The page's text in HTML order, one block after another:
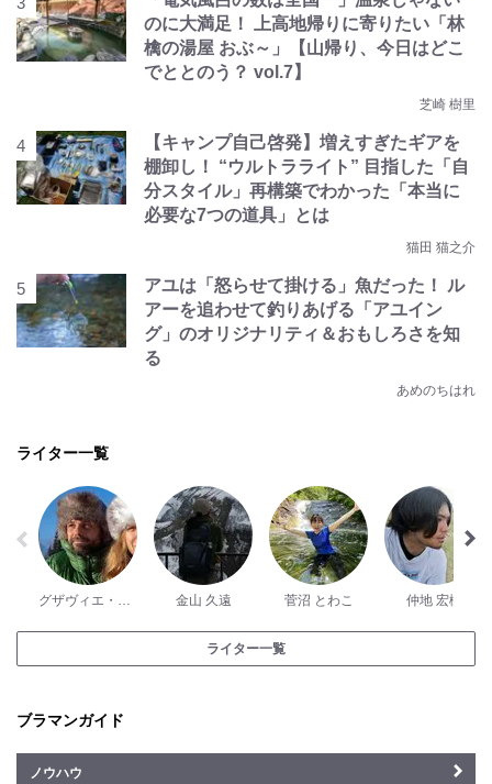
のに大満足！ 上高地帰りに寄りたい「林
檎の湯屋 おぶ～」【山帰り、今日はどこ
でととのう？ vol.7】
芝崎 樹里
【キャンプ自己啓発】増えすぎたギアを
棚卸し！ “ウルトラライト” 目指した「自
分スタイル」再構築でわかった「本当に
必要な7つの道具」とは
猫田 猫之介
アユは「怒らせて掛ける」魚だった！ ル
アーを追わせて釣りあげる「アユイン
グ」のオリジナリティ＆おもしろさを知
る
あめのちはれ
ライター一覧
グザヴィエ・パッシュ 金山 久遠 菅沼 とわこ 仲地 宏樹
ライター一覧
ブラマンガイド
ノウハウ